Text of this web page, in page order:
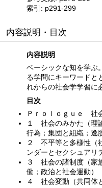
索引: p291-299
内容説明・目次
内容説明
ベーシックな知を学ぶ
る学問にキーワードと
れからの社会学学習に
目次
Ｐｒｏｌｏｇｕｅ 社
１ 社会のみかた（理
行為；集団と組織；逸
２ 不平等と多様性（
ンダーとセクシュアリ
３ 社会の諸制度（家
働；政治と社会運動）
４ 社会変動（共同体